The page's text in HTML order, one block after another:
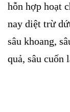
hỗn hợp hoạt
nay diệt trừ
sâu khoang,
quả, sâu cuốn